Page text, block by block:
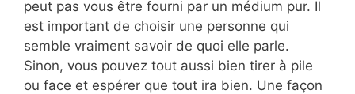
peut pas vous être fourni par un médium pur. Il
est important de choisir une personne qui
semble vraiment savoir de quoi elle parle.
Sinon, vous pouvez tout aussi bien tirer à pile
ou face et espérer que tout ira bien. Une façon